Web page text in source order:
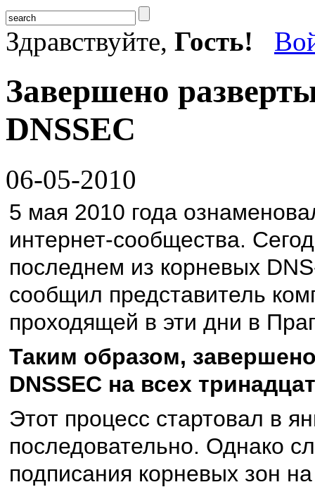
Здравствуйте, Гость!
Завершено
DNSSEC
06-05-2010
5 мая 2010 года
интернет-сообщества.
последнем из корневых
сообщил представитель
проходящей в эти дни в
Таким образом,
DNSSEC на всех
Этот процесс стартовал в
последовательно. Однако
подписания корневых зон